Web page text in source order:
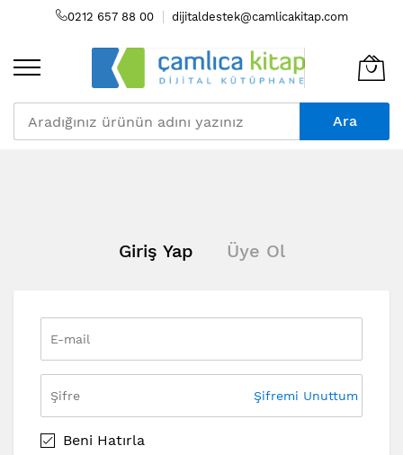
0212 657 88 00 dijitaldestek@camlicakitap.com
Ara
Giriş Yap Üye Ol
Şifremi Unuttum
Beni Hatırla